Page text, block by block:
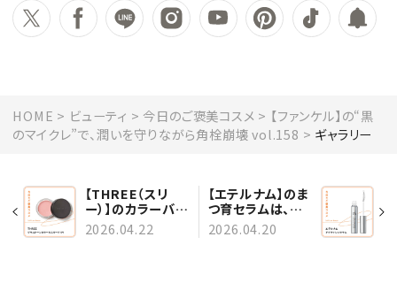
HOME ビューティ 今日のご褒美コスメ
【ファンケル】の“黒
のマイクレ”で、潤いを守りながら角栓崩壊 vol.158
ギャラリー
【THREE（スリ
ー）】のカラーバー
ムなら、ひと塗りで
眉も頬も垢抜ける
2026.04.22
【エテルナム】のま
つ育セラムは、ま
つ毛を土台環境か
ら整える vol.157
2026.04.20